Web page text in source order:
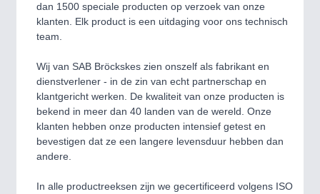
VISION21XX
Cameras & Vision Components
All Industry Categories
AUTOMATION 21XX
FLUID 21XX
IOT & INDUSTRY 4.0
MARITIME 21XX
MATERIAL HANDLING 21XX
MICROELECTRONICS 21XX
LASER & OPTICS 21XX
dan 1500 speciale producten op verzoek van onze
klanten. Elk product is een uitdaging voor ons technisch
team.
Wij van SAB Bröckskes zien onszelf als fabrikant en
dienstverlener - in de zin van echt partnerschap en
klantgericht werken. De kwaliteit van onze producten is
bekend in meer dan 40 landen van de wereld. Onze
klanten hebben onze producten intensief getest en
bevestigen dat ze een langere levensduur hebben dan
andere.
In alle productreeksen zijn we gecertificeerd volgens ISO